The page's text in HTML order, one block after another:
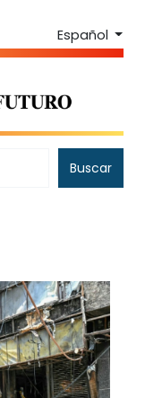
Español
Buscar